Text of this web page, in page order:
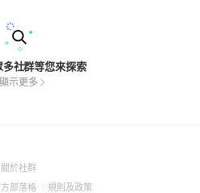
社群等您來探索
顯示更多
關於社群(Open
部落格 (Open
規則及政策(Open